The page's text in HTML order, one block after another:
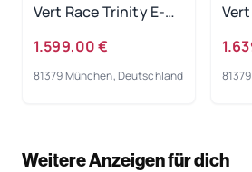
Vert Race Trinity E-
1.599,00 €
81379 München, Deutschland
Weitere Anzeigen für dich